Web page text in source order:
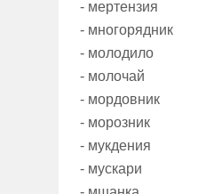
- мертензия
- многорядник
- молодило
- молочай
- мордовник
- морозник
- мукдения
- мускари